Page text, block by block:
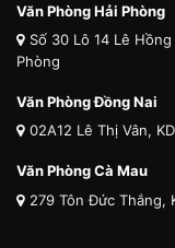
Văn Phòng Hải Phòng
Số 30 Lô 14 Lê
Phòng
Văn Phòng Đồng Nai
02A12 Lê Thị Vân,
Văn Phòng Cà Mau
279 Tôn Đức Thắng,